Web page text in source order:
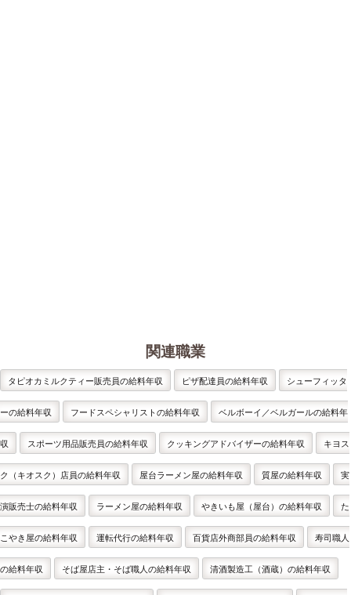
関連職業
タピオカミルクティー販売員の給料年収 ピザ配達員の給料年収 シューフィッタ
ーの給料年収 フードスペシャリストの給料年収 ベルボーイ／ベルガールの給料年
収 スポーツ用品販売員の給料年収 クッキングアドバイザーの給料年収 キヨス
ク（キオスク）店員の給料年収 屋台ラーメン屋の給料年収 質屋の給料年収 実
演販売士の給料年収 ラーメン屋の給料年収 やきいも屋（屋台）の給料年収 た
こやき屋の給料年収 運転代行の給料年収 百貨店外商部員の給料年収 寿司職人
の給料年収 そば屋店主・そば職人の給料年収 清酒製造工（酒蔵）の給料年収